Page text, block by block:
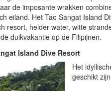
de imposante wrakken
eiland. Het Tao Sangat Island
resort, helder water, witte
duikvakantie op de Filipijnen.
Island Dive Resort
Het
geschikt